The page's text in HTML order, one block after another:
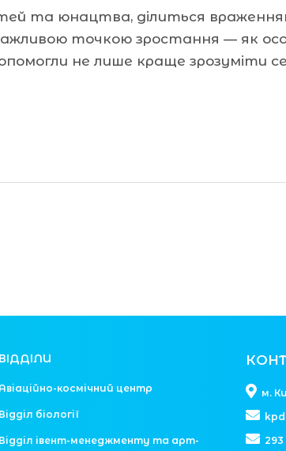
та юнацтва, ділиться
точкою зростання — як
не лише краще зрозуміти
ВІДДІЛИ
Авіаційно-космічний центр
Відділ біології
Відділ івент-менеджменту та арт-
м.
293